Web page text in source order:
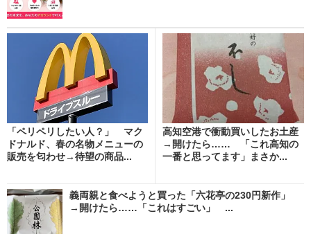
「ペリペリしたい人？」 マク
ドナルド、春の名物メニューの
販売を匂わせ→待望の商品...
高知空港で衝動買いしたお土産
→開けたら…… 「これ高知の
一番と思ってます」まさか...
義両親と食べようと買った「六花亭の230円新作」
→開けたら……「これはすごい」 ...